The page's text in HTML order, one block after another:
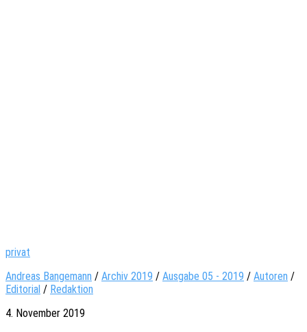
privat
Andreas Bangemann / Archiv 2019 / Ausgabe 05 - 2019 / Autoren /
Editorial / Redaktion
4. November 2019